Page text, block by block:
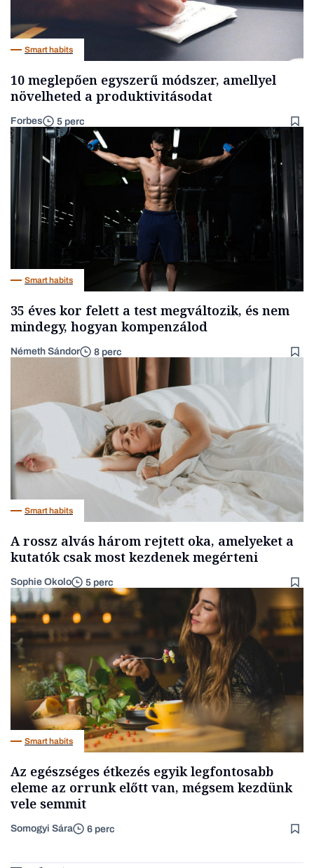
Smart habits
10 meglepően egyszerű módszer, amellyel
növelheted a produktivitásodat
Forbes 5 perc
Smart habits
35 éves kor felett a test megváltozik, és nem
mindegy, hogyan kompenzálod
Németh Sándor 8 perc
Smart habits
A rossz alvás három rejtett oka, amelyeket a
kutatók csak most kezdenek megérteni
Sophie Okolo 5 perc
Smart habits
Az egészséges étkezés egyik legfontosabb
eleme az orrunk előtt van, mégsem kezdünk
vele semmit
Somogyi Sára 6 perc